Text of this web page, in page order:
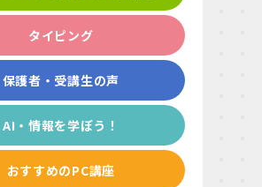
タイピング
保護者・受講生の声
AI・情報を学ぼう！
おすすめのPC講座